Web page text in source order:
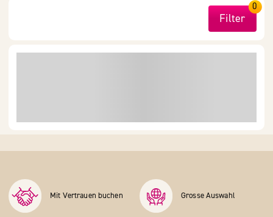
Filter
0
Mit Vertrauen buchen Grosse Auswahl